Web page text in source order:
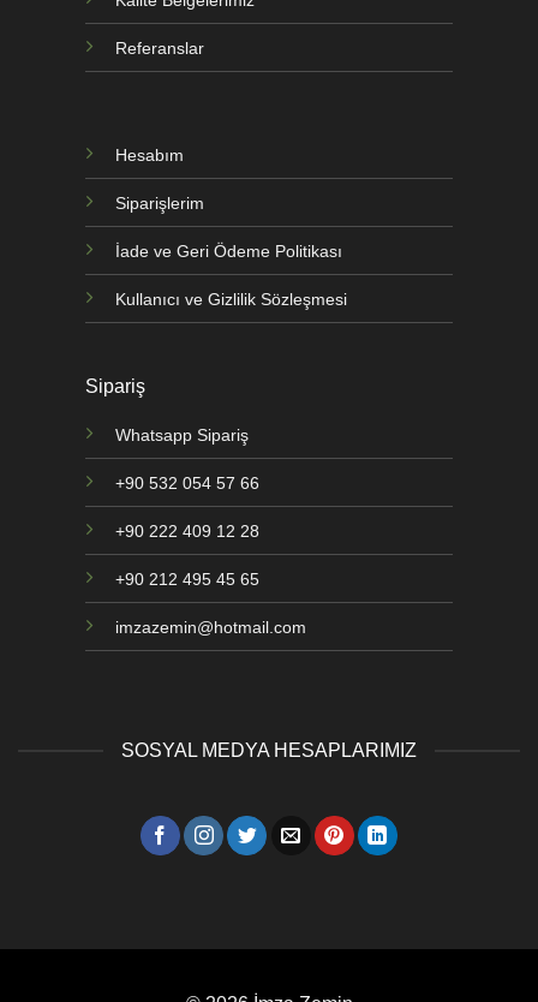
Referanslar
Hesabım
Siparişlerim
İade ve Geri Ödeme Politikası
Kullanıcı ve Gizlilik Sözleşmesi
Sipariş
Whatsapp Sipariş
+90 532 054 57 66
+90 222 409 12 28
+90 212 495 45 65
imzazemin@hotmail.com
SOSYAL MEDYA HESAPLARIMIZ